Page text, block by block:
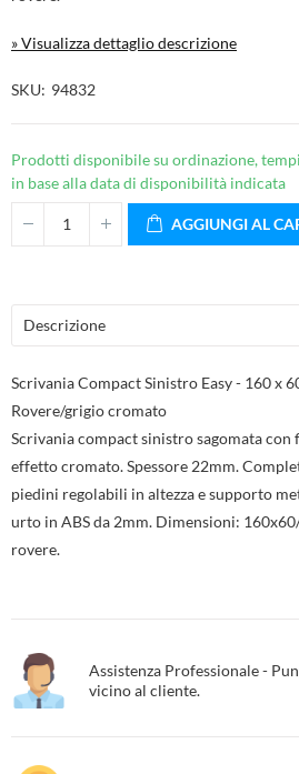
» Visualizza dettaglio descrizione
SKU 94832
Prodotti disponibile su ordinazione,
in base alla data di disponibilità indicata
AGGIUNGI AL
Descrizione
Scrivania Compact Sinistro Easy - 160 x
Rovere/grigio cromato
Scrivania compact sinistro sagomata
effetto cromato. Spessore 22mm.
piedini regolabili in altezza e supporto
urto in ABS da 2mm. Dimensioni:
rovere.
Assistenza Professionale -
vicino al cliente.